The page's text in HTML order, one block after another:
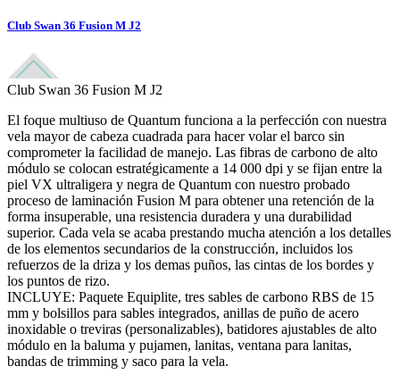
Club Swan 36 Fusion M J2
Club Swan 36 Fusion M J2
El foque multiuso de Quantum funciona a la perfección con nuestra
vela mayor de cabeza cuadrada para hacer volar el barco sin
comprometer la facilidad de manejo. Las fibras de carbono de alto
módulo se colocan estratégicamente a 14 000 dpi y se fijan entre la
piel VX ultraligera y negra de Quantum con nuestro probado
proceso de laminación Fusion M para obtener una retención de la
forma insuperable, una resistencia duradera y una durabilidad
superior. Cada vela se acaba prestando mucha atención a los detalles
de los elementos secundarios de la construcción, incluidos los
refuerzos de la driza y los demas puños, las cintas de los bordes y
los puntos de rizo.
INCLUYE: Paquete Equiplite, tres sables de carbono RBS de 15
mm y bolsillos para sables integrados, anillas de puño de acero
inoxidable o treviras (personalizables), batidores ajustables de alto
módulo en la baluma y pujamen, lanitas, ventana para lanitas,
bandas de trimming y saco para la vela.